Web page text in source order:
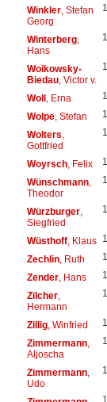
Winkler, Stefan
Georg
Winterberg,
Hans
Woikowsky-
Biedau, Victor v.
Woll, Erna
Wolpe, Stefan
Wolters
Gottfried
Woyrsch, Felix
Wünschmann,
Theodor
Würzburger,
Siegfried
Wüsthoff, Klaus
Zechlin, Ruth
Zender, Hans
Zilcher,
Hermann
Zillig, Winfried
Zimmermann,
Aljoscha
Zimmermann,
Udo